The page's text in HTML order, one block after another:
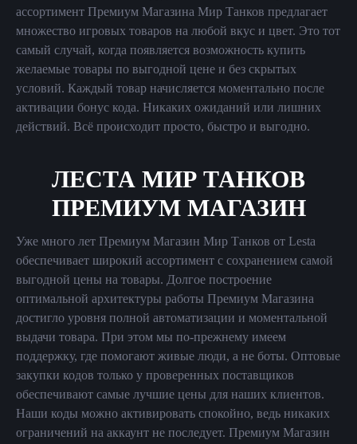
ассортимент Премиум Магазина Мир Танков предлагает
множество игровых товаров на любой вкус и цвет. Это тот
самый случай, когда появляется возможность купить
желаемые товары по выгодной цене и без скрытых
условий. Каждый товар начисляется моментально после
активации бонус кода. Никаких ожиданий или лишних
действий. Всё происходит просто, быстро и выгодно.
ЛЕСТА МИР ТАНКОВ
ПРЕМИУМ МАГАЗИН
Уже много лет Премиум Магазин Мир Танков от Lesta
обеспечивает широкий ассортимент с сохранением самой
выгодной цены на товары. Долгое построение
оптимальной архитектуры работы Премиум Магазина
достигло уровня полной автоматизации и моментальной
выдачи товара. При этом мы по-прежнему имеем
поддержку, где помогают живые люди, а не боты. Оптовые
закупки кодов только у проверенных поставщиков
обеспечивают самые лучшие цены для наших клиентов.
Наши коды можно активировать спокойно, ведь никаких
ограничений на аккаунт не последует. Премиум Магазин